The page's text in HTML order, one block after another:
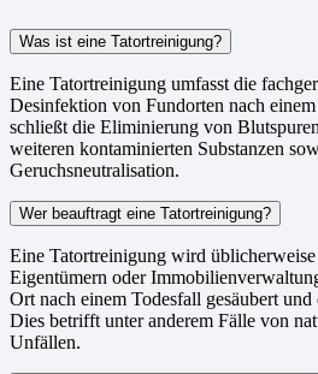
Was ist eine Tatortreinigung?
Eine Tatortreinigung umfasst die
Desinfektion von Fundorten nach
schließt die Eliminierung von
weiteren kontaminierten Substanzen
Geruchsneutralisation.
Wer beauftragt eine Tatortreinigung?
Eine Tatortreinigung wird
Eigentümern oder
Ort nach einem Todesfall gesäubert
Dies betrifft unter anderem Fälle von
Unfällen.